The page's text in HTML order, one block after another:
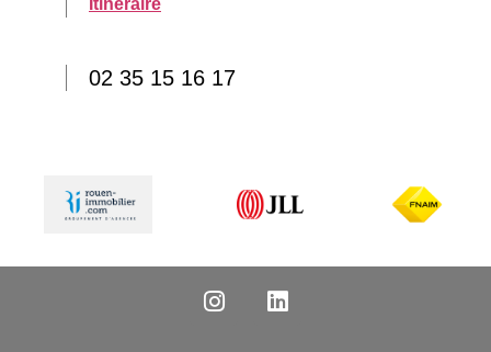
Itinéraire
02 35 15 16 17